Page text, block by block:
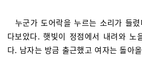
누군가 도어락을 누르는 소리가 들
다보았다. 햇빛이 정점에서 내려와 노
다. 남자는 방금 출근했고 여자는 돌아